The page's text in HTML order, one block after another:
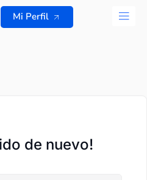
Mi Perfil
de nuevo!